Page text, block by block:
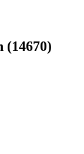
(14670)